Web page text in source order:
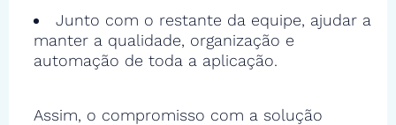
Junto com o restante da equipe, ajudar a
manter a qualidade, organização e
automação de toda a aplicação.
Assim, o compromisso com a solução